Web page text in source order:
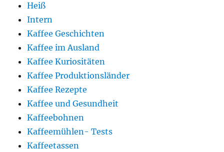
Heiß
Intern
Kaffee Geschichten
Kaffee im Ausland
Kaffee Kuriositäten
Kaffee Produktionsländer
Kaffee Rezepte
Kaffee und Gesundheit
Kaffeebohnen
Kaffeemühlen- Tests
Kaffeetassen